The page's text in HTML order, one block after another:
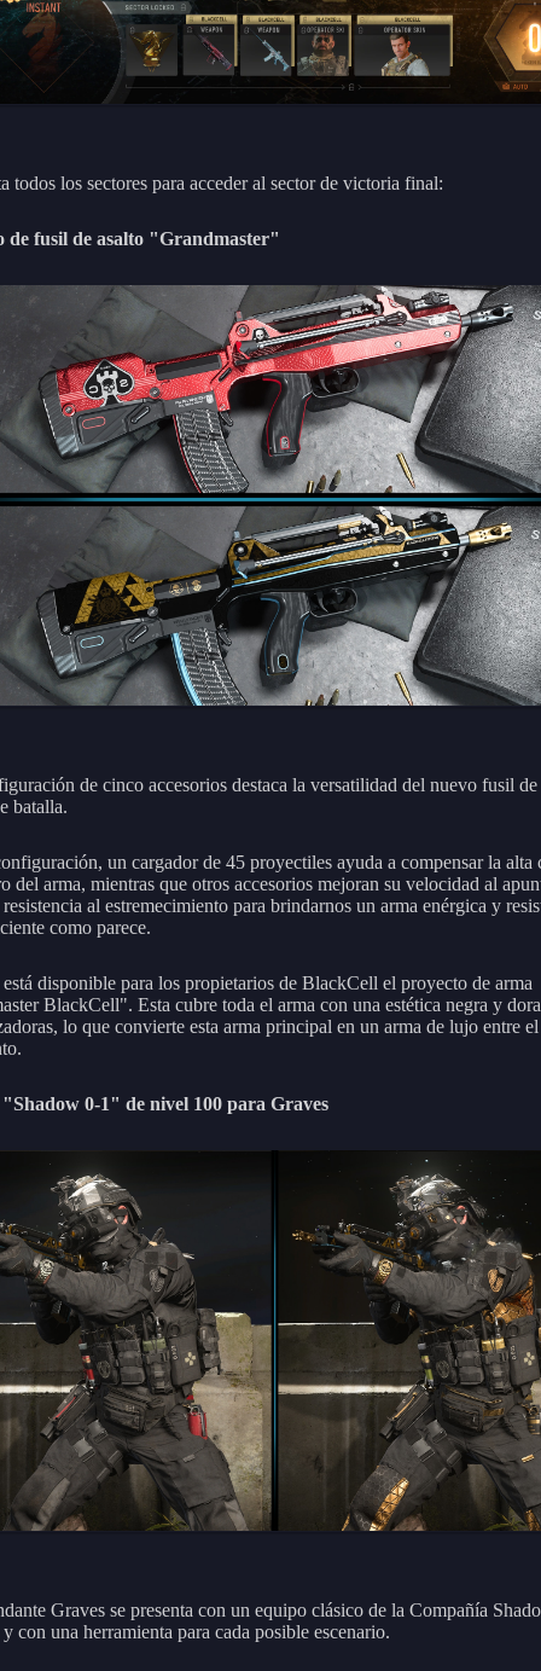
todos los sectores para acceder al sector de victoria final:
de fusil de asalto "Grandmaster"
de cinco accesorios destaca la versatilidad del nuevo fusil de
batalla.
un cargador de 45 proyectiles ayuda a compensar la alta
del arma, mientras que otros accesorios mejoran su velocidad al
al estremecimiento para brindarnos un arma enérgica y
como parece.
disponible para los propietarios de BlackCell el proyecto de arma
BlackCell". Esta cubre toda el arma con una estética negra y
lo que convierte esta arma principal en un arma de lujo entre
0-1" de nivel 100 para Graves
Graves se presenta con un equipo clásico de la Compañía
con una herramienta para cada posible escenario.